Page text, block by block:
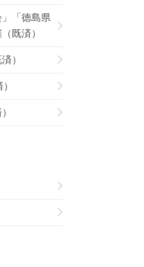
」「徳島県
既済）
）